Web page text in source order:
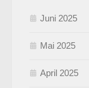
Juni 2025
Mai 2025
April 2025